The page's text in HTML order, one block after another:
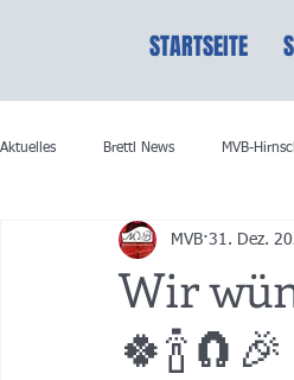
STARTSEITE
Aktuelles Brettl News MVB-
Wir
🍀🍾🧲🎉
MVB 31. Dez.